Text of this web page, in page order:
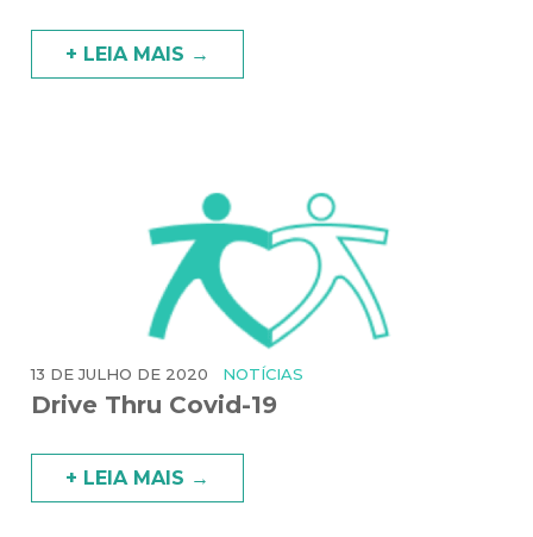
+ LEIA MAIS →
13 DE JULHO DE 2020 NOTÍCIAS
Drive Thru Covid-19
+ LEIA MAIS →